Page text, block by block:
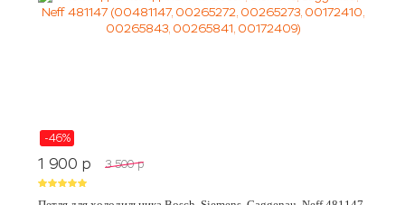
-46%
1 900 p 3 500 p